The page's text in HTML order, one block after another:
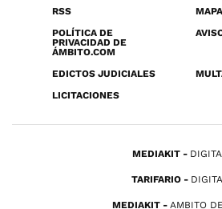
RSS
POLÍTICA DE
PRIVACIDAD DE
ÁMBITO.COM
EDICTOS JUDICIALES
LICITACIONES
MEDIAKIT
TARIFARIO
MEDIAKIT AMBITO